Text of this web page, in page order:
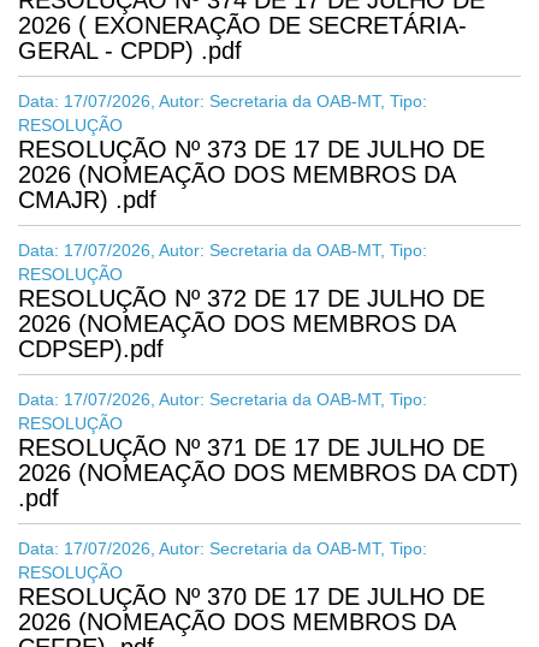
2026 ( EXONERAÇÃO DE SECRETÁRIA-
GERAL - CPDP) .pdf
Data: 17/07/2026, Autor: Secretaria da OAB-MT, Tipo:
RESOLUÇÃO
RESOLUÇÃO Nº 373 DE 17 DE JULHO DE
2026 (NOMEAÇÃO DOS MEMBROS DA
CMAJR) .pdf
Data: 17/07/2026, Autor: Secretaria da OAB-MT, Tipo:
RESOLUÇÃO
RESOLUÇÃO Nº 372 DE 17 DE JULHO DE
2026 (NOMEAÇÃO DOS MEMBROS DA
CDPSEP).pdf
Data: 17/07/2026, Autor: Secretaria da OAB-MT, Tipo:
RESOLUÇÃO
RESOLUÇÃO Nº 371 DE 17 DE JULHO DE
2026 (NOMEAÇÃO DOS MEMBROS DA CDT)
.pdf
Data: 17/07/2026, Autor: Secretaria da OAB-MT, Tipo:
RESOLUÇÃO
RESOLUÇÃO Nº 370 DE 17 DE JULHO DE
2026 (NOMEAÇÃO DOS MEMBROS DA